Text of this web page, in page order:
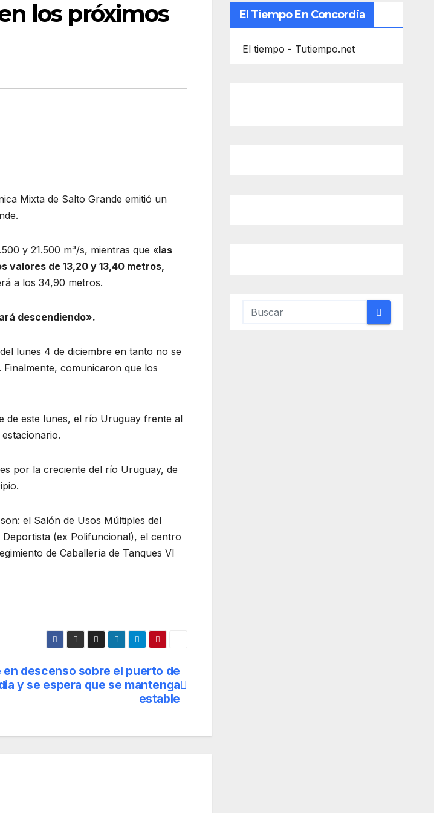
los próximos
Mixta de Salto Grande emitió un
y 21.500 m³/s, mientras que «las
valores de 13,20 y 13,40 metros,
a los 34,90 metros.
descendiendo».
lunes 4 de diciembre en tanto no se
comunicaron que los
de este lunes, el río Uruguay frente al
por la creciente del río Uruguay, de
el Salón de Usos Múltiples del
(ex Polifuncional), el centro
de Caballería de Tanques VI
en descenso sobre el puerto de
y se espera que se mantenga
estable
El Tiempo En Concordia
El tiempo - Tutiempo.net